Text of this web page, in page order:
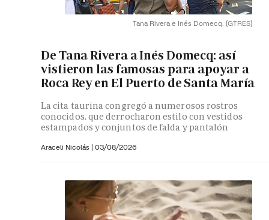
Tana Rivera e Inés Domecq. (GTRES)
De Tana Rivera a Inés Domecq: así
vistieron las famosas para apoyar a
Roca Rey en El Puerto de Santa María
La cita taurina congregó a numerosos rostros
conocidos, que derrocharon estilo con vestidos
estampados y conjuntos de falda y pantalón
Araceli Nicolás | 03/08/2026